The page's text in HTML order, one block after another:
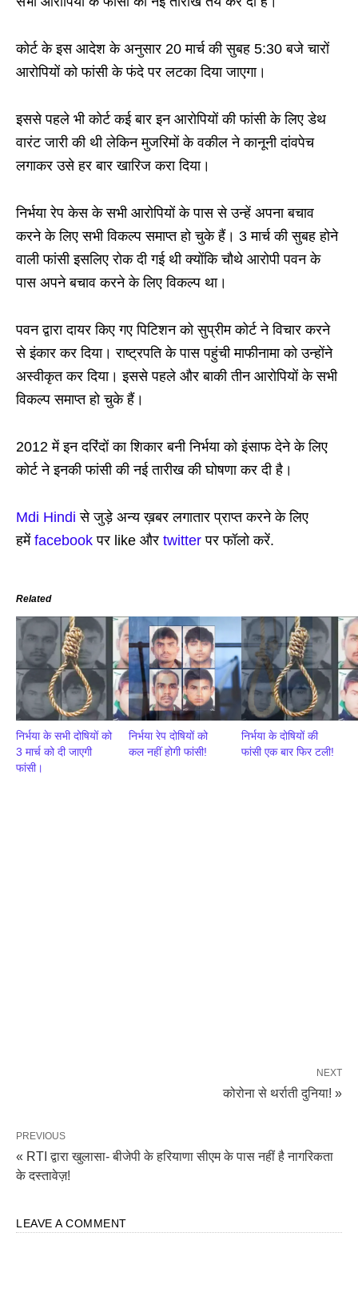
कोर्ट के इस आदेश के अनुसार 20 मार्च की सुबह 5:30 बजे चारों
आरोपियों को फांसी के फंदे पर लटका दिया जाएगा।
इससे पहले भी कोर्ट कई बार इन आरोपियों की फांसी के लिए डेथ
वारंट जारी की थी लेकिन मुजरिमों के वकील ने कानूनी दांवपेच
लगाकर उसे हर बार खारिज करा दिया।
निर्भया रेप केस के सभी आरोपियों के पास से उन्हें अपना बचाव
करने के लिए सभी विकल्प समाप्त हो चुके हैं। 3 मार्च की सुबह होने
वाली फांसी इसलिए रोक दी गई थी क्योंकि चौथे आरोपी पवन के
पास अपने बचाव करने के लिए विकल्प था।
पवन द्वारा दायर किए गए पिटिशन को सुप्रीम कोर्ट ने विचार करने
से इंकार कर दिया। राष्ट्रपति के पास पहुंची माफीनामा को उन्होंने
अस्वीकृत कर दिया। इससे पहले और बाकी तीन आरोपियों के सभी
विकल्प समाप्त हो चुके हैं।
2012 में इन दरिंदों का शिकार बनी निर्भया को इंसाफ देने के लिए
कोर्ट ने इनकी फांसी की नई तारीख की घोषणा कर दी है।
Mdi Hindi से जुड़े अन्य ख़बर लगातार प्राप्त करने के लिए
हमें facebook पर like और twitterपर फॉलो करें.
Related
निर्भया के सभी दोषियों को
3 मार्च को दी जाएगी
फांसी।
निर्भया रेप दोषियों को
कल नहीं होगी फांसी!
निर्भया के दोषियों की
फांसी एक बार फिर टली!
NEXT
कोरोना से थर्राती दुनिया! »
PREVIOUS
« RTI द्वारा खुलासा- बीजेपी के हरियाणा सीएम के पास नहीं है नागरिकता
के दस्तावेज़!
LEAVE A COMMENT